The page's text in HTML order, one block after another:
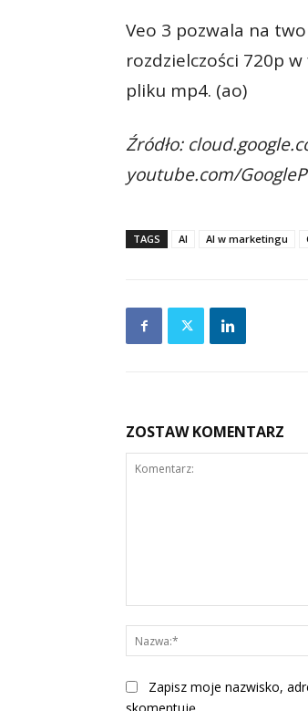
Veo 3 pozwala na
rozdzielczości 720p
pliku mp4. (ao)
Źródło:
youtube.com/
TAGS AI AI w marketingu
ZOSTAW KOMENTARZ
Zapisz moje nazwisko,
skomentuję.